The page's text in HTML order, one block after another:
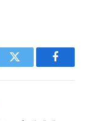
فيسبوك